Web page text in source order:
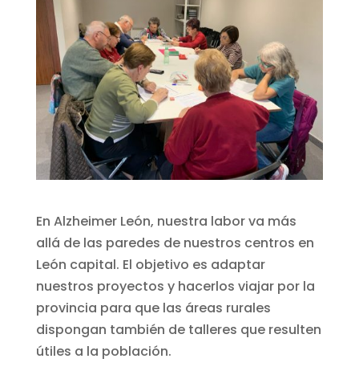
En Alzheimer León, nuestra labor va más
allá de las paredes de nuestros centros en
León capital. El objetivo es adaptar
nuestros proyectos y hacerlos viajar por la
provincia para que las áreas rurales
dispongan también de talleres que resulten
útiles a la población.